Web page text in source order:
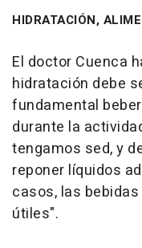
HIDRATACIÓN,
El doctor Cuenca
hidratación debe
fundamental
durante la
tengamos sed, y
reponer líquidos
casos, las
útiles".